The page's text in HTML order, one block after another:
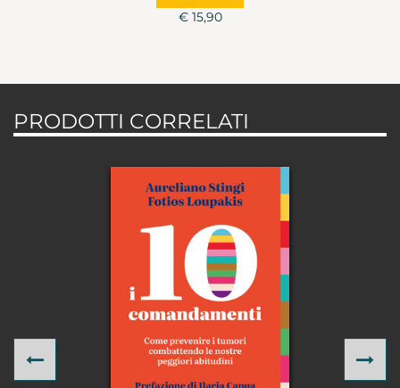
€ 15,90
PRODOTTI CORRELATI
Previous